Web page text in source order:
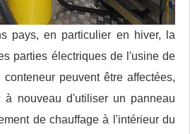
pays, en particulier en hiver, la
parties électriques de l'usine de
peuvent être affectées,
à nouveau d'utiliser un panneau
de chauffage à l'intérieur du